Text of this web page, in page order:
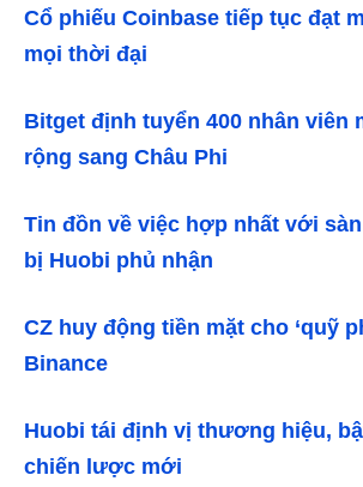
Cổ phiếu Coinbase tiếp tục đạt
mọi thời đại
Bitget định tuyển 400 nhân viên
rộng sang Châu Phi
Tin đồn về việc hợp nhất với
bị Huobi phủ nhận
CZ huy động tiền mặt cho ‘quỹ
Binance
Huobi tái định vị thương hiệu,
chiến lược mới